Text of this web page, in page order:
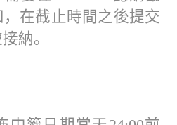
在截止時間之後提交
納。